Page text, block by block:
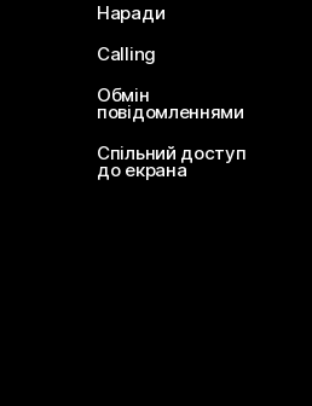
Наради
Calling
Обмін
повідомленнями
Спільний доступ
до екрана